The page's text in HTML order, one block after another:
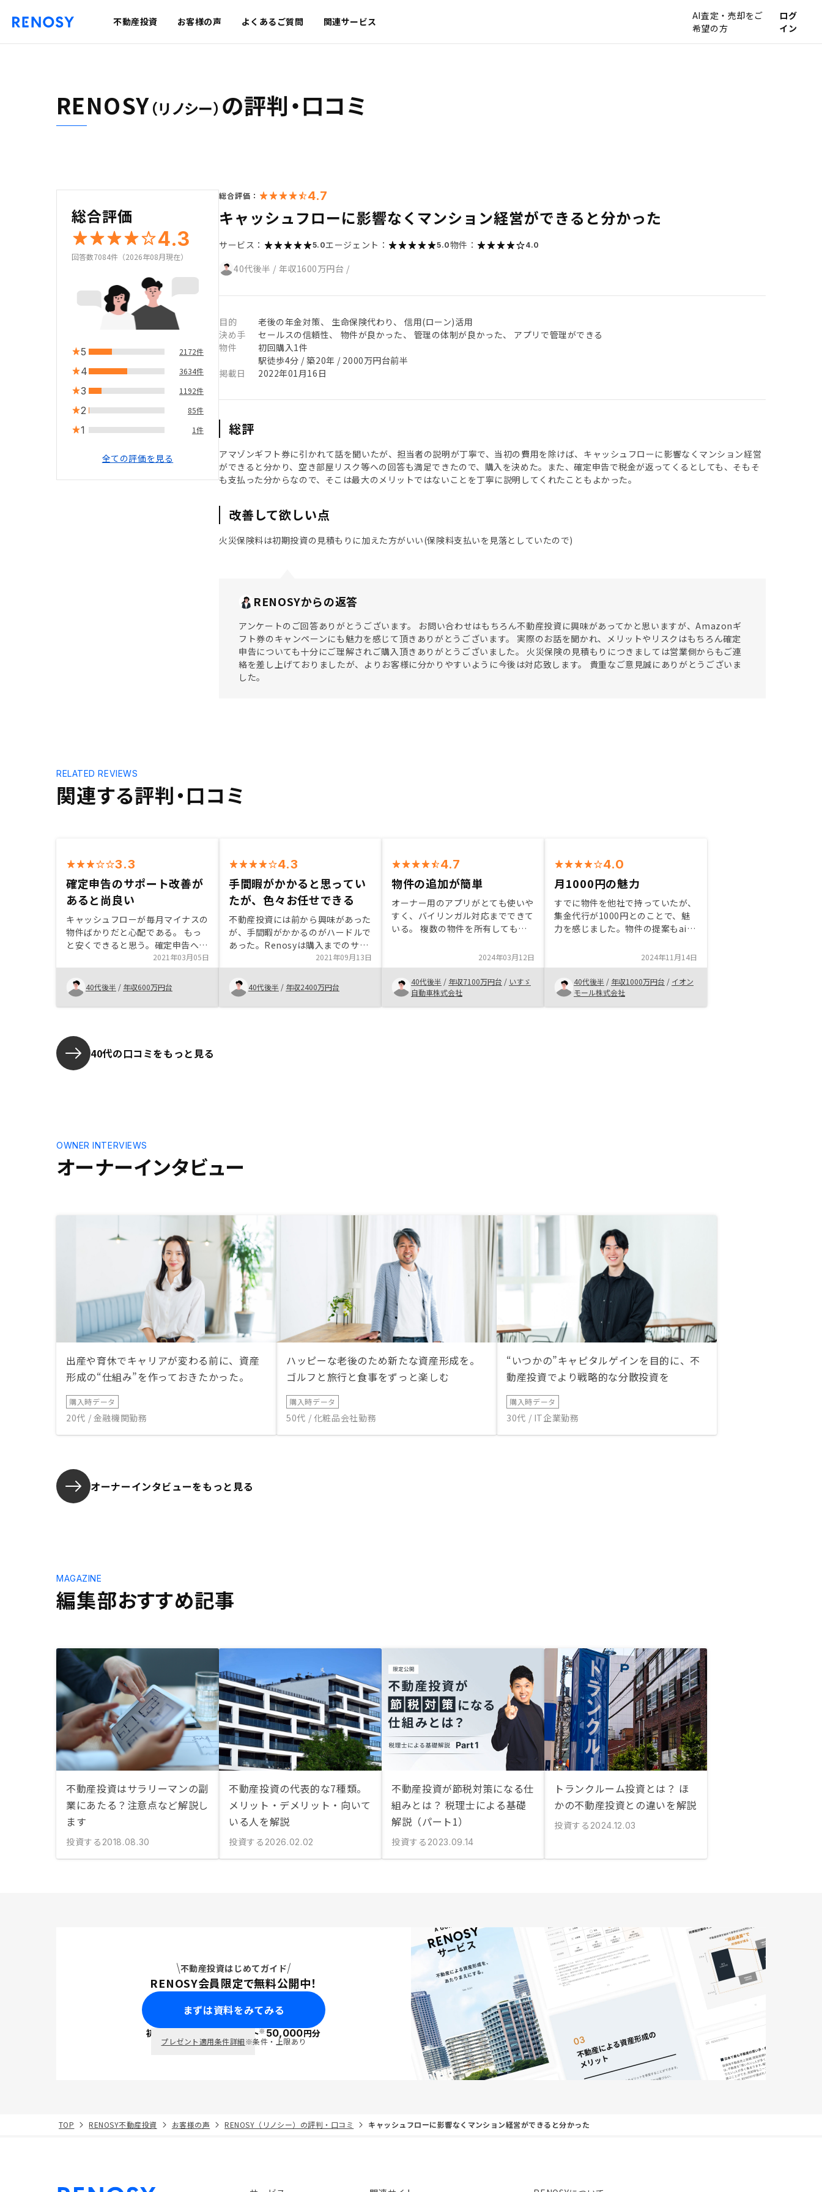
不動産投資 お客様の声 よくあるご質問 関連サービス
AI査定・売却をご
希望の方
ログ
イン
RENOSY（リノシー） の評判・口コミ
総合評価
4.3
回答数7084件（2026年08月現在）
5 2172件
4 3634件
3 1192件
2 85件
1 1件
全ての評価を見る
総合評価： 4.7
キャッシュフローに影響なくマンション経営ができると分かった
サービス： 5.0エージェント： 5.0物件： 4.0
40代後半 / 年収1600万円台 /
目的
老後の年金対策、 生命保険代わり、 信用(ローン)活用
決め手
セールスの信頼性、 物件が良かった、 管理の体制が良かった、 アプリで管理ができる
物件
初回購入1件
駅徒歩4分 / 築20年 / 2000万円台前半
掲載日
2022年01月16日
総評
アマゾンギフト券に引かれて話を聞いたが、担当者の説明が丁寧で、当初の費用を除けば、キャッシュフローに影響なくマンション経営
ができると分かり、空き部屋リスク等への回答も満足できたので、購入を決めた。また、確定申告で税金が返ってくるとしても、そもそ
も支払った分からなので、そこは最大のメリットではないことを丁寧に説明してくれたこともよかった。
改善して欲しい点
火災保険料は初期投資の見積もりに加えた方がいい(保険料支払いを見落としていたので)
RENOSYからの返答
アンケートのご回答ありがとうございます。 お問い合わせはもちろん不動産投資に興味があってかと思いますが、Amazonギ
フト券のキャンペーンにも魅力を感じて頂きありがとうございます。 実際のお話を聞かれ、メリットやリスクはもちろん確定
申告についても十分にご理解されご購入頂きありがとうございました。 火災保険の見積もりにつきましては営業側からもご連
絡を差し上げておりましたが、よりお客様に分かりやすいように今後は対応致します。 貴重なご意見誠にありがとうございま
した。
関連する評判・口コミ
RELATED REVIEWS
3.3
確定申告のサポート改善が
あると尚良い
キャッシュフローが毎月マイナスの
物件ばかりだと心配である。 もっ
と安くできると思う。確定申告への
サポートが薄い。 青色申告したい
が、その専用ソフトを作ったり作成
へのサポートが受けたい。
2021年03月05日
40代後半 / 年収600万円台
4.3
手間暇がかかると思ってい
たが、色々お任せできる
不動産投資には前から興味があった
が、手間暇がかかるのがハードルで
あった。Renosyは購入までのサポ
ートも充実しており管理もお任せで
きるのがよい
2021年09月13日
40代後半 / 年収2400万円台
4.7
物件の追加が簡単
オーナー用のアプリがとても使いや
すく、バイリンガル対応までできて
いる。 複数の物件を所有しても、
定申告などの際にスマホで全部見れ
るのが便利。 担当者が確定申告の
際に減価償却費や経費の計算の際に
個人的にサポートしてくれるのも非
常に頼もしい。 ローン申請のみが
2024年03月12日
40代後半 / 年収7100万円台 / いすゞ
自動車株式会社
4.0
月1000円の魅力
すでに物件を他社で持っていたが、
集金代行が1000円とのことで、魅
力を感じました。物件の提案もaiに
もありました。あとは入居率も他社
よりも高く安心でした。まだ始まっ
たばかりなので最終的な判断はある
程度時がたたないと出来ませんがリ
スクはありますが低いと判断し、購
2024年11月14日
40代後半 / 年収1000万円台 / イオン
モール株式会社
40代の口コミをもっと見る
オーナーインタビュー
OWNER INTERVIEWS
出産や育休でキャリアが変わる前に、資産
形成の“仕組み”を作っておきたかった。
購入時データ
20代 / 金融機関勤務
ハッピーな老後のため新たな資産形成を。
ゴルフと旅行と食事をずっと楽しむ
購入時データ
50代 / 化粧品会社勤務
“いつかの”キャピタルゲインを目的に、不
動産投資でより戦略的な分散投資を
購入時データ
30代 / IT企業勤務
オーナーインタビューをもっと見る
編集部おすすめ記事
MAGAZINE
不動産投資はサラリーマンの副
業にあたる？注意点など解説し
ます
投資する 2018.08.30
不動産投資の代表的な7種類。
メリット・デメリット・向いて
いる人を解説
投資する 2026.02.02
不動産投資が節税対策になる仕
組みとは？ 税理士による基礎
解説（パート1）
投資する 2023.09.14
トランクルーム投資とは？ ほ
かの不動産投資との違いを解説
投資する 2024.12.03
不動産投資はじめてガイド
RENOSY会員限定で無料公開中！
まずは資料をみてみる
初回面談で ポイント※50,000円分
プレゼント適用条件詳細※条件・上限あり
TOP RENOSY不動産投資 お客様の声 RENOSY（リノシー）の評判・口コミ キャッシュフローに影響なくマンション経営ができると分かった